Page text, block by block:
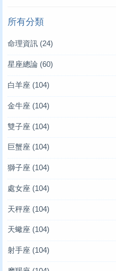
所有分類
命理資訊 (24)
星座總論 (60)
白羊座 (104)
金牛座 (104)
雙子座 (104)
巨蟹座 (104)
獅子座 (104)
處女座 (104)
天秤座 (104)
天蠍座 (104)
射手座 (104)